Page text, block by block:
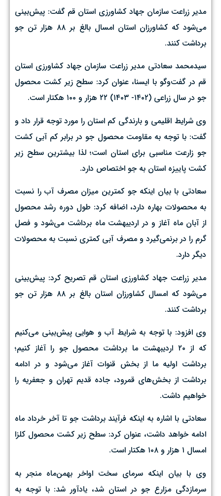
مدیر زراعت سازمان جهاد کشاورزی استان قم گفت: پیش‌بینی
می‌شود که کشاورزان استان امسال بالغ بر ۸۸ هزار تن جو
برداشت کنند.
سیدمحمد سعادتی مدیر زراعت سازمان جهاد کشاورزی استان
قم در گفت‌وگو با ایسنا، عنوان کرد: سطح زیر کشت محصول
جو در سال زراعی (۱۴۰۲- ۱۴۰۳) ۲۲ هزار و ۱۰۰ هکتار است.
وی شرایط اقلیمی و بارندگی کم استان را مورد توجه قرار داد و
گفت: با توجه به مقاومت محصول جو در برابر کم آبی کشت
جو زارعت مناسبی برای استان است؛ لذا بیشترین سطح زیر
کشت پاییزه استان به جو اختصاص دارد.
سعادتی با بیان اینکه جو کمترین میزان مصرف آب را نسبت
به محصولات بهاره دارد، اضافه کرد: طول دوره رشد محصول
از آبان ماه آغاز و در اردیبهشت ماه برداشت می‌شود و فصل
گرم را در برنمی‌گیرد و مصرف آبی کمتری نسبت به محصولات
دیگر دارد.
مدیر زراعت جهاد کشاورزی استان قم تصریح کرد: پیش‌بینی
می‌شود که امسال کشاورزان استان بالغ بر ۸۸ هزار تن جو
برداشت کنند.
وی افزود: با توجه به شرایط آب و هوایی پیش‌بینی می‌کنیم
که از ۲۰ اردیبهشت ما برداشت محصول جو را آغاز کنیم؛
برداشت اولیه ما از بخش قنوات آغاز می‌شود و در ادامه
برداشت از بخش‌های قمرود، جاده قدیم تهران و جعفریه را
خواهیم داشت.
سعادتی با اشاره به اینکه فرآیند برداشت جو تا آخر خرداد ماه
ادامه خواهد داشت، عنوان کرد: سطح زیر کشت محصول کلزا
امسال ۱ هزار و ۱۰۸ هکتار است.
وی با بیان اینکه سرمای سخت اواخر بهمن‌ماه منجر به
سرمازدگی مزارع جو در استان شد، یادآور شد: با توجه به